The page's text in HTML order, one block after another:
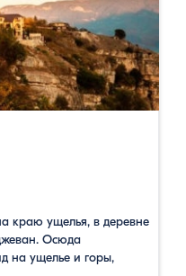
краю ущелья, в деревне
Осюда
на ущелье и горы,